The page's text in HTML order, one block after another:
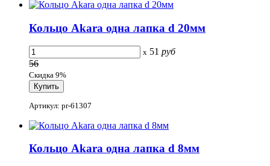
Кольцо Akara одна лапка d 20мм
x 51 руб
56
Скидка 9%
Артикул: pr-61307
Кольцо Akara одна лапка d 8мм